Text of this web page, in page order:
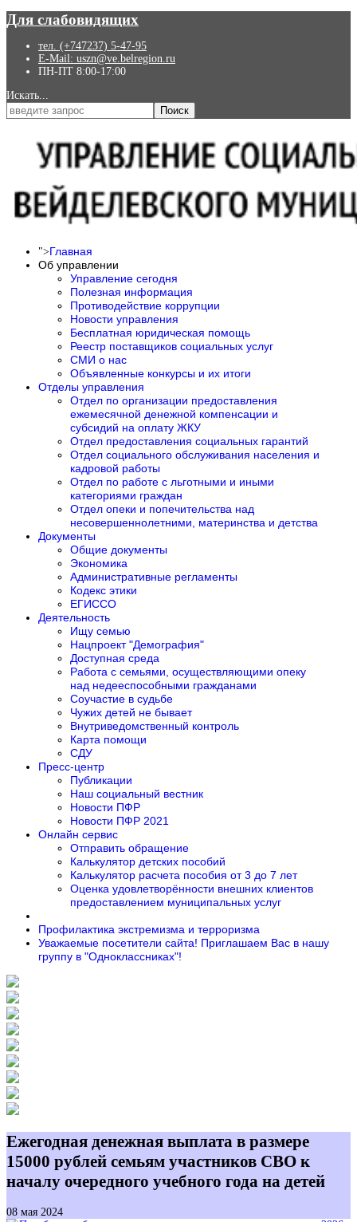
Для слабовидящих
тел. (+747237) 5-47-95
E-Mail: uszn@ve.belregion.ru
ПН-ПТ 8:00-17:00
Искать...
Поиск
">Главная
Об управлении
Управление сегодня
Полезная информация
Противодействие коррупции
Новости управления
Бесплатная юридическая помощь
Реестр поставщиков социальных услуг
СМИ о нас
Объявленные конкурсы и их итоги
Отделы управления
Отдел по организации предоставления
ежемесячной денежной компенсации и
субсидий на оплату ЖКУ
Отдел предоставления социальных гарантий
Отдел социального обслуживания населения и
кадровой работы
Отдел по работе с льготными и иными
категориями граждан
Отдел опеки и попечительства над
несовершеннолетними, материнства и детства
Документы
Общие документы
Экономика
Административные регламенты
Кодекс этики
ЕГИССО
Деятельность
Ищу семью
Нацпроект "Демография"
Доступная среда
Работа с семьями, осуществляющими опеку
над недееспособными гражданами
Соучастие в судьбе
Чужих детей не бывает
Внутриведомственный контроль
Карта помощи
СДУ
Пресс-центр
Публикации
Наш социальный вестник
Новости ПФР
Новости ПФР 2021
Онлайн сервис
Отправить обращение
Калькулятор детских пособий
Калькулятор расчета пособия от 3 до 7 лет
Оценка удовлетворённости внешних клиентов
предоставлением муниципальных услуг
Профилактика экстремизма и терроризма
Уважаемые посетители сайта! Приглашаем Вас в нашу
группу в "Одноклассниках"!
Ежегодная денежная выплата в размере
15000 рублей семьям участников СВО к
началу очередного учебного года на детей
08 мая 2024